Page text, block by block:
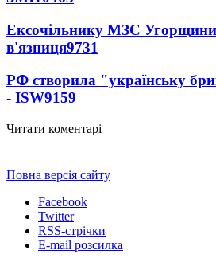
Ексочільнику МЗС Угорщини
в'язниця9731
РФ створила "українську
- ISW9159
Читати коментарі
Повна версія сайту
Facebook
Twitter
RSS-стрічки
E-mail розсилка